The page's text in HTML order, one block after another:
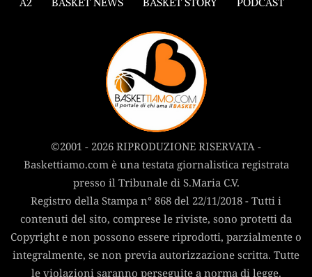
A2
BASKET NEWS BASKET STORY PODCAST
©2001 - 2026 RIPRODUZIONE RISERVATA -
Baskettiamo.com è una testata giornalistica registrata
presso il Tribunale di S.Maria C.V.
Registro della Stampa n° 868 del 22/11/2018 - Tutti i
contenuti del sito, comprese le riviste, sono protetti da
Copyright e non possono essere riprodotti, parzialmente o
integralmente, se non previa autorizzazione scritta. Tutte
le violazioni saranno perseguite a norma di legge.